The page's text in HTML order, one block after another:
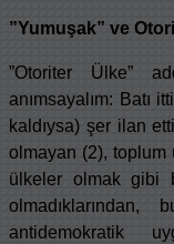
”Yumuşak” ve
”Otoriter Ülke”
anımsayalım: Batı
kaldıysa) şer ilan
olmayan (2), toplum
ülkeler olmak gibi
antidemokratik